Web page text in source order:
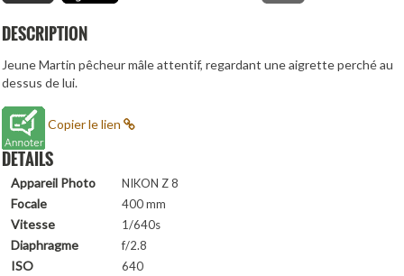
DESCRIPTION
Jeune Martin pêcheur mâle attentif, regardant une aigrette perché au
dessus de lui.
Copier le lien
DETAILS
Appareil Photo NIKON Z 8
Focale 400 mm
Vitesse 1/640s
Diaphragme f/2.8
ISO 640